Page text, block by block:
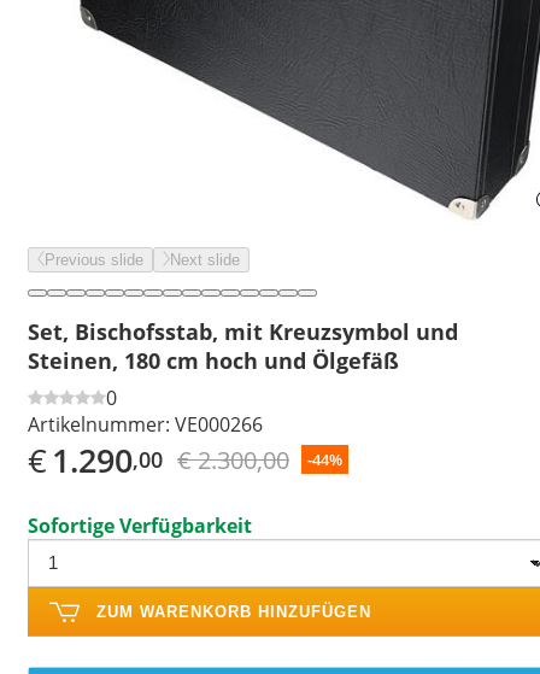
Previous slide Next slide
Set, Bischofsstab, mit Kreuzsymbol und
Steinen, 180 cm hoch und Ölgefäß
0
Artikelnummer: VE000266
€1.290,00 € 2.300,00 -44%
Sofortige Verfügbarkeit
ZUM WARENKORB HINZUFÜGEN